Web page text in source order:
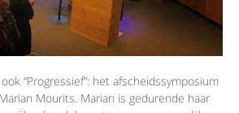
“Progressief”: het afscheidssymposium
Mourits. Marian is gedurende haar